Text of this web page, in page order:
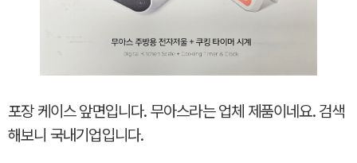
포장 케이스 앞면입니다. 무아스라는 업체 제품이네요. 검색
해보니 국내기업입니다.